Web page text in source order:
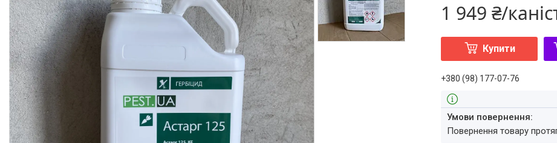
1 949 ₴/
Купити
+380 (98) 177-07-76
повернення товару